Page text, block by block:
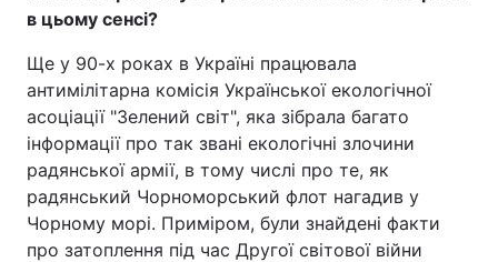
Головна Війна
Україна Політика
Економіка Світ
в цьому сенсі?
Ще у 90-х роках в Україні працювала
антимілітарна комісія Української екологічної
асоціації "Зелений світ", яка зібрала багато
інформації про так звані екологічні злочини
радянської армії, в тому числі про те, як
радянський Чорноморський флот нагадив у
Чорному морі. Приміром, були знайдені факти
про затоплення під час Другої світової війни